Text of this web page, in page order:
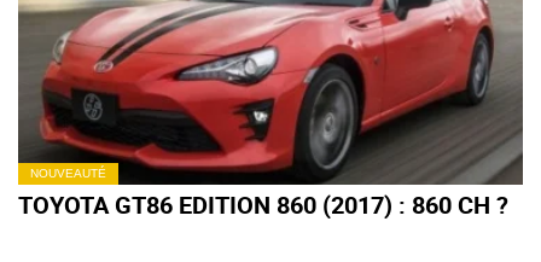
NOUVEAUTÉ
TOYOTA GT86 EDITION 860 (2017) : 860 CH ?